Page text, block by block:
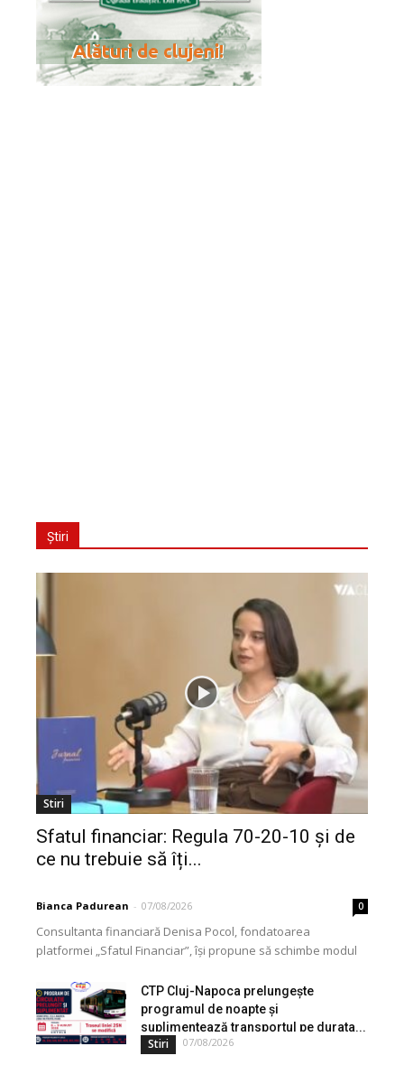
Știri
Stiri
Sfatul financiar: Regula 70-20-10 și de
ce nu trebuie să îți...
Bianca Padurean - 07/08/2026 0
Consultanta financiară Denisa Pocol, fondatoarea
platformei „Sfatul Financiar”, își propune să schimbe modul
de peste...
CTP Cluj-Napoca prelungește
programul de noapte și
suplimentează transportul pe durata...
Stiri 07/08/2026